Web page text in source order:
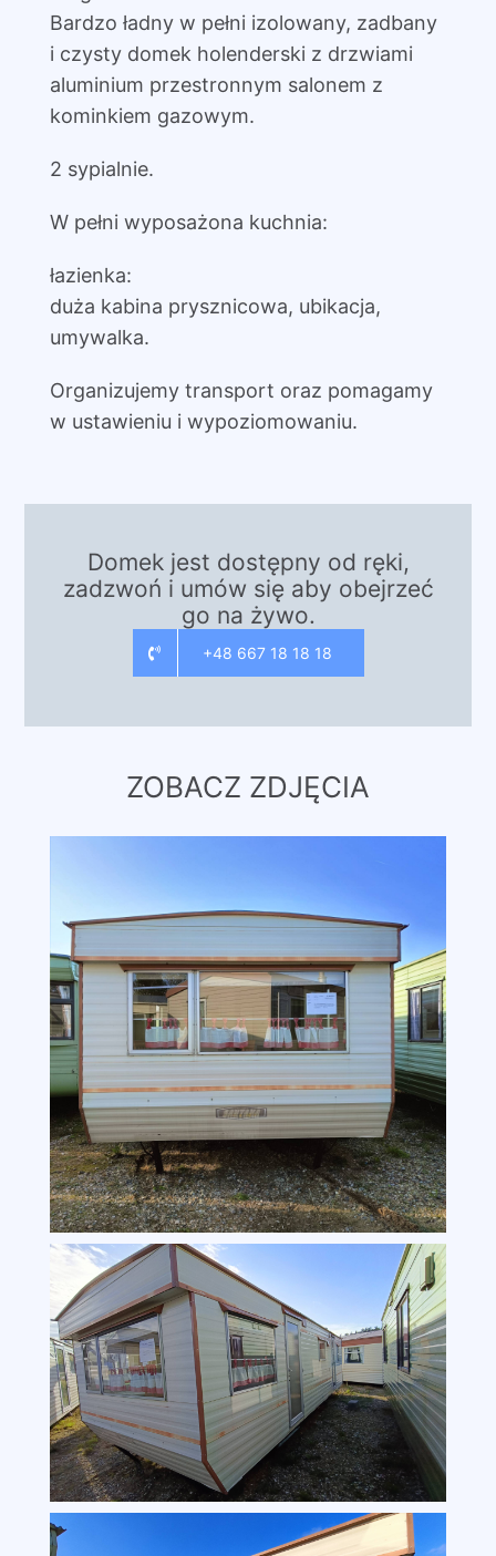
Bardzo ładny w pełni izolowany, zadbany
i czysty domek holenderski z drzwiami
aluminium przestronnym salonem z
kominkiem gazowym.
2 sypialnie.
W pełni wyposażona kuchnia:
łazienka:
duża kabina prysznicowa, ubikacja,
umywalka.
Organizujemy transport oraz pomagamy
w ustawieniu i wypoziomowaniu.
Domek jest dostępny od ręki,
zadzwoń i umów się aby obejrzeć
go na żywo.
+48 667 18 18 18
ZOBACZ ZDJĘCIA